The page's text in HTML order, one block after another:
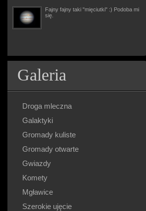
Fajny fajny taki "mięciutki" :) Podoba mi
się.
Galeria
Droga mleczna
Galaktyki
Gromady kuliste
Gromady otwarte
Gwiazdy
Komety
Mgławice
Szerokie ujęcie